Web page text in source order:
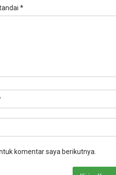
*
komentar saya berikutnya.